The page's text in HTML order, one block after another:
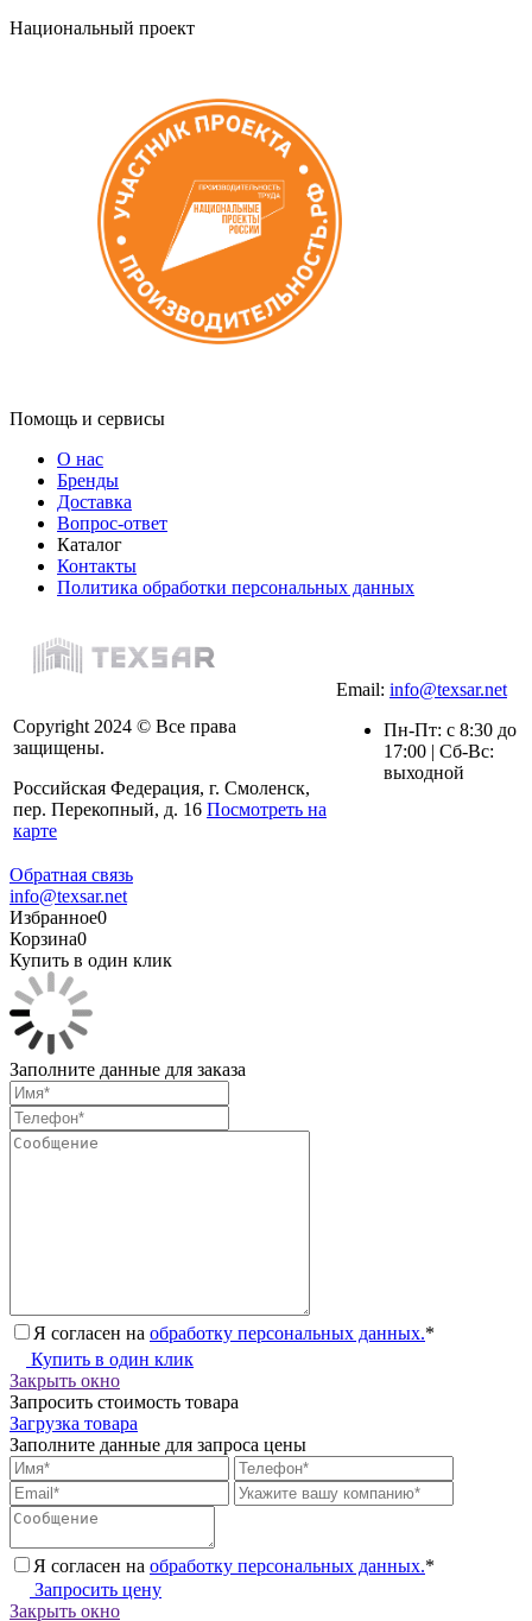
Национальный проект
Помощь и сервисы
О нас
Бренды
Доставка
Вопрос-ответ
Каталог
Контакты
Политика обработки персональных данных
Copyright 2024 © Все права
защищены.
Российская Федерация, г. Смоленск,
пер. Перекопный, д. 16 Посмотреть на
карте
Email: info@texsar.net
Пн-Пт: с 8:30 до
17:00 | Сб-Вс:
выходной
Обратная связь
info@texsar.net
Избранное0
Корзина0
Купить в один клик
Заполните данные для заказа
Я согласен на обработку персональных данных.*
Купить в один клик
Закрыть окно
Запросить стоимость товара
Загрузка товара
Заполните данные для запроса цены
Я согласен на обработку персональных данных.*
Запросить цену
Закрыть окно